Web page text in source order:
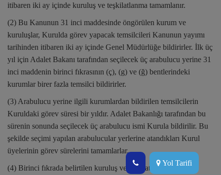
itibaren iki ay içinde kuruluş ve teşkilatlanma tamamlanır.
(2) Bu Kanunun 31 inci maddesinde öngörülen kurum ve
kuruluşlar, Kurulda görev yapacak temsilcileri Kanunun yayımı
tarihinden itibaren iki ay içinde Genel Müdürlüğe bildirirler. İlk üç
yıl için Adalet Bakanı tarafından seçilecek üç arabulucu yerine 31
inci maddenin birinci fıkrasının (ç), (g) ve (ğ) bentlerindeki
kurumlar birer fazla temsilci bildirirler.
(3) Arabulucu yerine ilgili kurumlardan bildirilen temsilcilerin
Kuruldaki görev süresi bir yıldır. Adalet Bakanlığı tarafından bu
sürenin sonunda seçilecek üç arabulucu ismi Kurula bildirilir. Bu
şekilde seçimi yapılan arabulucular yerlerine atandıkları Kurul
üyelerinin görev sürelerini tamamlarlar.
(4) Birinci fıkrada belirtilen kuruluş ve teşkilatlanmanın
Yol Tarifi